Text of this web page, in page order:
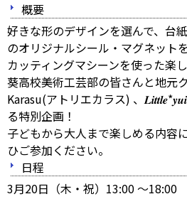
概要
好きな形のデザインを選んで、台
のオリジナルシール・マグネット
カッティングマシーンを使った楽
葵高校美術工芸部の皆さんと地元
Karasu(アトリエカラス) 、
る特別企画！
子どもから大人まで楽しめる内容
ひご参加ください。
日程
3月20日（木・祝）13:00 ～